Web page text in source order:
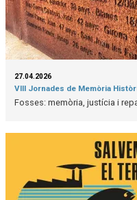
27.04.2026
VIII Jornades de Memòria
Fosses: memòria, justícia i